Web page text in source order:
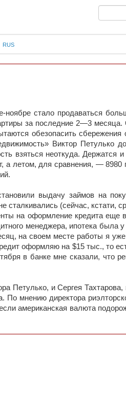
RUS
ноябре стало продаваться
за последние 2—3
обезопасить
Виктор Петулько
взяться неоткуда. Держатся
а летом, для сравнения, — 8980
выдачу займов на
сталкивались (сейчас, кстати,
на оформление кредита еще
менеджера, ипотека была
на своем месте работы я
оформляю на $15 тыс., то
в банке мне сказали, что
Петулько, и Сергея Тахтарова,
По мнению директора
американская валюта